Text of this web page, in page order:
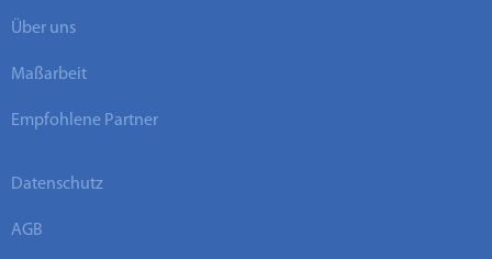
Über uns
Maßarbeit
Empfohlene Partner
Datenschutz
AGB